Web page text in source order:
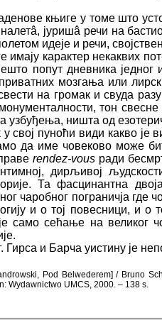
књиге у томе што
налетâ, јуришâ речи на
идеје и речи,
карактер некаквих
попут дневника
мозгања или
на громак и свуда
тон
узбуђења, ништа од
свој пуноћи види какво
да име човеково може
rendez-vousради
дирљивој
Та фасцинантна
чаробног пограничја
и о тој повесници, и о
само сећање на великог
Гирса и Барча уистину је
Pod Belwederem] / Bruno
Wydawnictwo UMCS, 2000.– 138 s.